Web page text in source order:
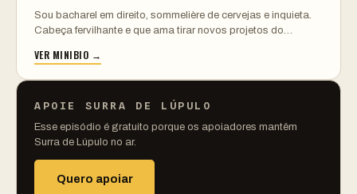
Sou bacharel em direito, sommelière de cervejas e inquieta.
Cabeça fervilhante e que ama tirar novos projetos do…
VER MINIBIO →
APOIE SURRA DE LÚPULO
Esse episódio é gratuito porque os apoiadores mantêm
Surra de Lúpulo no ar.
Quero apoiar